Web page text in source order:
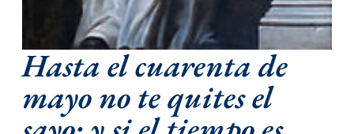
Hasta el cuarenta de
mayo no te quites el